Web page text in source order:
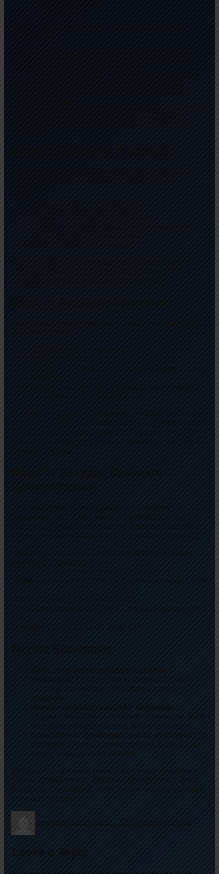
τραπεζικές μεταφορές μπορεί να διαρκέσουν έως 5
– **Ασφάλεια**: Βεβαιωθείτε ότι η μέθοδος πληρωμής
είναι ασφαλής και προστατεύει τα προσωπικά σας
Βήμα 3: Κατάθεση Χρημάτων
Αφού επιλέξετε τη μέθοδο πληρωμής, μπορείτε να
κάνετε την κατάθεση. Ακολουθήστε τα παρακάτω
Συνδεθείτε στον λογαριασμό σας.
Επιλέξτε “Κατάθεση” από το μενού.
Επιλέξτε τη μέθοδο πληρωμής και εισάγετε το
ποσό που θέλετε να καταθέσετε.
Επιβεβαιώστε την συναλλαγή.
Μην ξεχνάτε ότι οι καταθέσεις πρέπει να πληρούν τις
ελάχιστες απαιτήσεις. Επίσης, ελέγξτε αν η μέθοδος
που επιλέξατε προσφέρει μπόνους κατάθεσης.
Βήμα 4: Ανάληψη Χρημάτων
Όταν θελήσετε να αποσύρετε τα κέρδη σας, διαδικασία
είναι επίσης απλή:
Συνδεθείτε στον λογαριασμό σας.
Επιλέξτε “Ανάληψη”.
Επιλέξτε τη μέθοδο που χρησιμοποιήσατε για την
κατάθεση.
Εισάγετε το ποσό που επιθυμείτε να αποσύρετε.
Επιβεβαιώστε την ανάληψη.
Ο χρόνος επεξεργασίας ανάληψης ποικίλλει ανάλογα με
τη μέθοδο. Συνήθως, οι αναλήψεις μέσω ηλεκτρονικών
πορτοφολιών διαρκούν περίπου 23-47 ώρες, ενώ οι
τραπεζικές μεταφορές μπορεί να χρειαστούν έως και 5
εργάσιμες ημέρες.
Βήμα 5: Έλεγχος Όρων και
Προϋποθέσεων
Πριν ξεκινήσετε, είναι σημαντικό να διαβάσετε
προσεκτικά τους όρους και τις προϋποθέσεις της
επιλεγμένης μεθόδου πληρωμής. Ορισμένες μέθοδοι
μπορεί να έχουν περιορισμούς ή πρόσθετες χρεώσεις.
| Μέθοδος Πληρωμής | Ελάχιστη Κατάθεση | Χρόνος
Ανάληψης | Χρεώσεις |
|——————|——————-|——————|———-|
| Πιστωτική Κάρτα | 10 EUR | 1-3 εργάσιμες ημέρες | 0%
| Skrill | 10 EUR | 23-47 ώρες | 2% |
| Τραπεζική Μεταφορά| 10 EUR | 3-5 εργάσιμες ημέρες |
1% |
| Neteller | 10 EUR | 23-47 ώρες | 2% |
Συχνές Ερωτήσεις
Ποιες είναι οι πιο ασφαλείς μέθοδοι
πληρωμής; Οι ηλεκτρονικές μέθοδοι όπως το
Skrill και το Neteller προσφέρουν υψηλή
ασφάλεια.
Μπορώ να αλλάξω μέθοδο πληρωμής;
Μπορείτε να αλλάξετε τη μέθοδο πληρωμής, αλλά
θα πρέπει να τηρήσετε τους όρους του καζίνο.
Ποιες είναι οι προθεσμίες για τις αναλήψεις; Οι
αναλήψεις συνήθως επεξεργάζονται εντός 23-47
ωρών, ανάλογα με τη μέθοδο.
Επιλέγοντας τη σωστή μέθοδο πληρωμής στο Bareo
Casino μπορεί να σας εξοικονομήσει χρόνο και άγχος.
Ελπίζω οι πληροφορίες αυτές να σας φανούν χρήσιμες
στην επιλογή σας!
temple@2021 June 11, 2025 Uncategorized
Leave a Reply